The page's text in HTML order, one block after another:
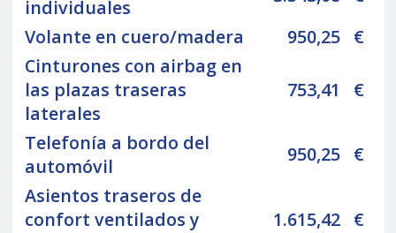
individuales
Volante en cuero/madera
950,25 €
Cinturones con airbag en
las plazas traseras
laterales
753,41 €
Telefonía a bordo del
automóvil
950,25 €
Asientos traseros de
confort ventilados y
1.615,42 €